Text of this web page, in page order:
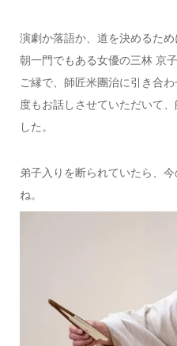
演劇か落語か、道を決めるた
朝一門でもある女優の三林 京
ご縁で、師匠米團治に引き合
度もお話しさせていただいて
した。
弟子入りを断られていたら、
ね。